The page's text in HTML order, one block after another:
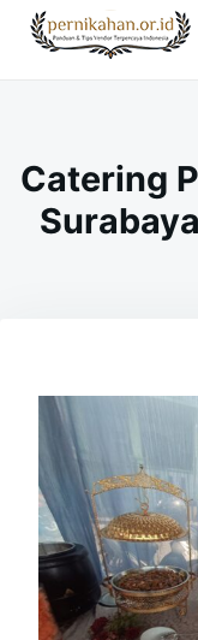
SkipSearch
for:
Catering